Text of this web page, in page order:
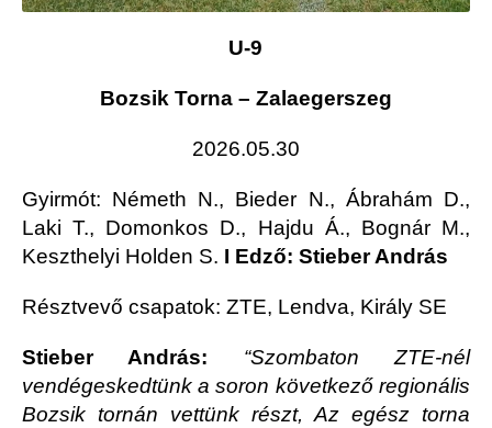
U-9
Bozsik Torna – Zalaegerszeg
2026.05.30
Gyirmót: Németh N., Bieder N., Ábrahám D.,
Laki T., Domonkos D., Hajdu Á., Bognár M.,
Keszthelyi Holden S. I Edző: Stieber András
Résztvevő csapatok: ZTE, Lendva, Király SE
Stieber András:
“Szombaton ZTE-nél
vendégeskedtünk a soron következő regionális
Bozsik tornán vettünk részt, Az egész torna